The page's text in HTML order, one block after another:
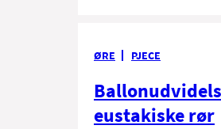
ØRE PJECE
eustakiske rør